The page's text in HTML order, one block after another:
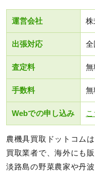
運営会社 株
出張対応 全
査定料 無
手数料 無
Webでの申し込み
農機具買取ドットコム
買取業者で、海外にも
淡路島の野菜農家や丹